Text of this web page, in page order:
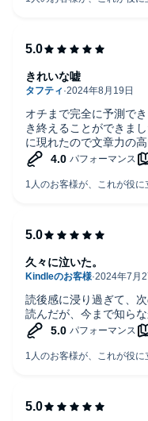
オチまで完全に予測で
き終えることができま
に現れたので文章力の
きれいな嘘
読後感に浸り過ぎて、
読んだが、今まで知ら
久々に泣いた。